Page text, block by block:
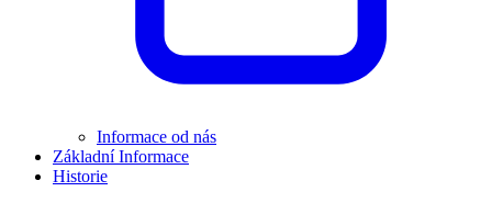
Informace od nás
Základní Informace
Historie